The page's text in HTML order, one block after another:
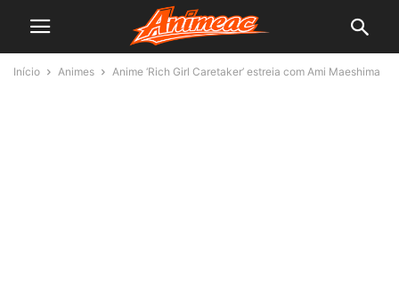
Início Animes Anime ‘Rich Girl Caretaker’ estreia com Ami Maeshima